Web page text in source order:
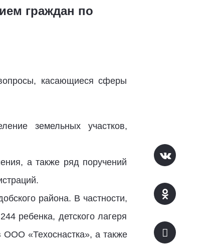
граждан по
касающиеся сферы
земельных участков,
а также ряд поручений
района. В частности,
ребенка, детского лагеря
ООО «Техоснастка», а также